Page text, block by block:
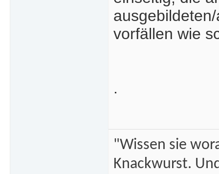
vorfällen wie
.
"Wissen sie
Knackwurst.